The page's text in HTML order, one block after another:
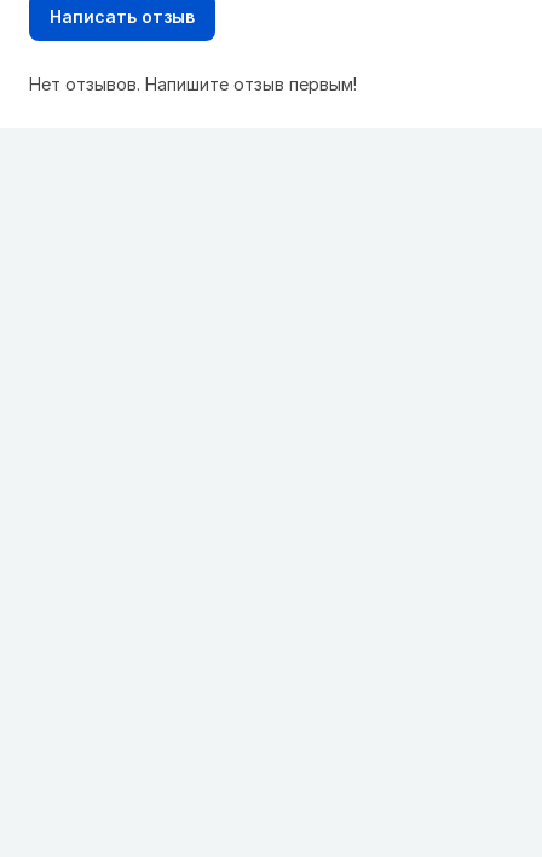
Написать отзыв
Нет отзывов. Напишите отзыв первым!